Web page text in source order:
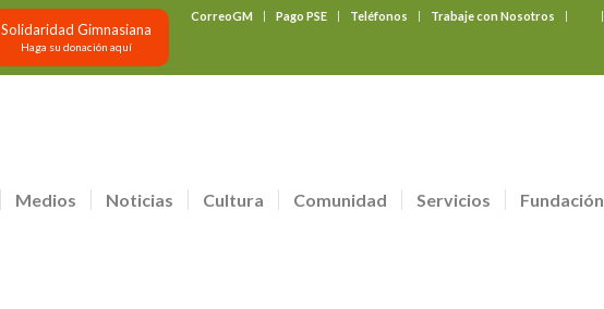
CorreoGM Pago PSE Teléfonos Trabaje con Nosotros
Solidaridad Gimnasiana
Haga su donación aquí
Medios Noticias Cultura Comunidad Servicios Fundación